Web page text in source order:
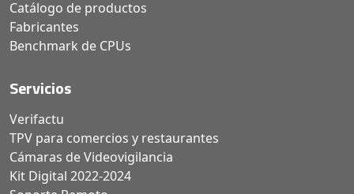
Catálogo de productos
Fabricantes
Benchmark de CPUs
Servicios
Verifactu
TPV para comercios y restaurantes
Cámaras de Videovigilancia
Kit Digital 2022-2024